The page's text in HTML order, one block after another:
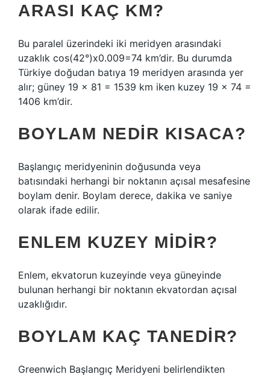
ARASI KAÇ KM?
Bu paralel üzerindeki iki meridyen arasındaki
uzaklık cos(42°)x0.009=74 km’dir. Bu durumda
Türkiye doğudan batıya 19 meridyen arasında yer
alır; güney 19 x 81 = 1539 km iken kuzey 19 x 74 =
1406 km’dir.
BOYLAM NEDIR KISACA?
Başlangıç ​​meridyeninin doğusunda veya
batısındaki herhangi bir noktanın açısal mesafesine
boylam denir. Boylam derece, dakika ve saniye
olarak ifade edilir.
ENLEM KUZEY MIDIR?
Enlem, ekvatorun kuzeyinde veya güneyinde
bulunan herhangi bir noktanın ekvatordan açısal
uzaklığıdır.
BOYLAM KAÇ TANEDIR?
Greenwich Başlangıç ​​Meridyeni belirlendikten